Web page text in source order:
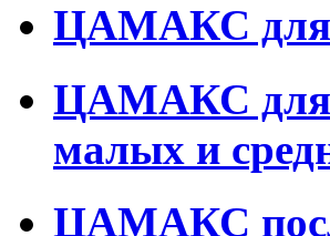
ЦАМАКС для
ЦАМАКС для
малых и
ЦАМАКС